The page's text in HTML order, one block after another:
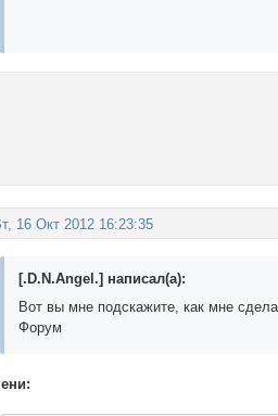
16 Окт 2012 16:23:35
[.D.N.Angel.] написал(а):
Вот вы мне подскажите, как мне
Форум